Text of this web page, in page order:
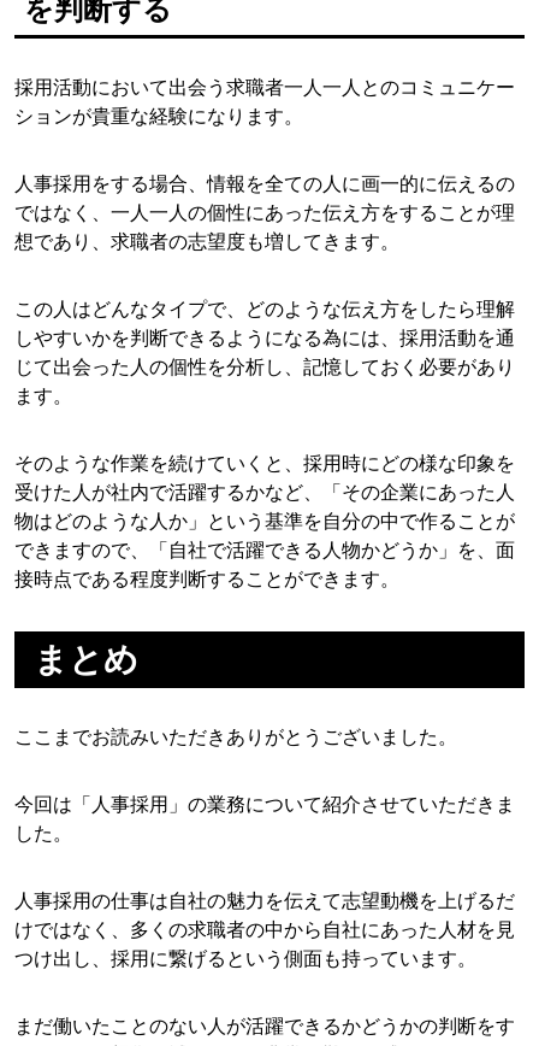
を判断する
採用活動において出会う求職者一人一人とのコミュニケー
ションが貴重な経験になります。
人事採用をする場合、情報を全ての人に画一的に伝えるの
ではなく、一人一人の個性にあった伝え方をすることが理
想であり、求職者の志望度も増してきます。
この人はどんなタイプで、どのような伝え方をしたら理解
しやすいかを判断できるようになる為には、採用活動を通
じて出会った人の個性を分析し、記憶しておく必要があり
ます。
そのような作業を続けていくと、採用時にどの様な印象を
受けた人が社内で活躍するかなど、「その企業にあった人
物はどのような人か」という基準を自分の中で作ることが
できますので、「自社で活躍できる人物かどうか」を、面
接時点である程度判断することができます。
まとめ
ここまでお読みいただきありがとうございました。
今回は「人事採用」の業務について紹介させていただきま
した。
人事採用の仕事は自社の魅力を伝えて志望動機を上げるだ
けではなく、多くの求職者の中から自社にあった人材を見
つけ出し、採用に繋げるという側面も持っています。
まだ働いたことのない人が活躍できるかどうかの判断をす